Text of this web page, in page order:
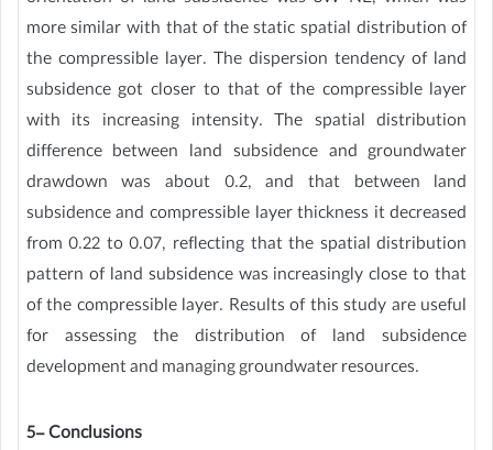
more similar with that of the static spatial distribution of
the compressible layer. The dispersion tendency of land
subsidence got closer to that of the compressible layer
with its increasing intensity. The spatial distribution
difference between land subsidence and groundwater
drawdown was about 0.2, and that between land
subsidence and compressible layer thickness it decreased
from 0.22 to 0.07, reflecting that the spatial distribution
pattern of land subsidence was increasingly close to that
of the compressible layer. Results of this study are useful
for assessing the distribution of land subsidence
development and managing groundwater resources.
5- Conclusions